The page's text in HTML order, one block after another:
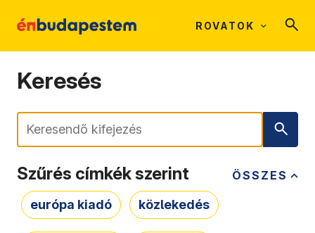
ROVATOK
Keresés
Keresés
ÖSSZES
Szűrés címkék szerint
európa kiadó közlekedés